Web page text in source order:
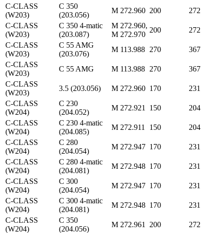
C-CLASS
(W203)
C 350
(203.056)
M 272.960 200
272
C-CLASS
(W203)
C 350 4-matic
(203.087)
M 272.960,
M 272.970
200
272
C-CLASS
(W203)
C 55 AMG
(203.076)
M 113.988 270
367
C-CLASS
(W203)
C 55 AMG M 113.988 270
367
C-CLASS
(W203)
3.5 (203.056) M 272.960 170
231
C-CLASS
(W204)
C 230
(204.052)
M 272.921 150
204
C-CLASS
(W204)
C 230 4-matic
(204.085)
M 272.911 150
204
C-CLASS
(W204)
C 280
(204.054)
M 272.947 170
231
C-CLASS
(W204)
C 280 4-matic
(204.081)
M 272.948 170
231
C-CLASS
(W204)
C 300
(204.054)
M 272.947 170
231
C-CLASS
(W204)
C 300 4-matic
(204.081)
M 272.948 170
231
C-CLASS
(W204)
C 350
(204.056)
M 272.961 200 272